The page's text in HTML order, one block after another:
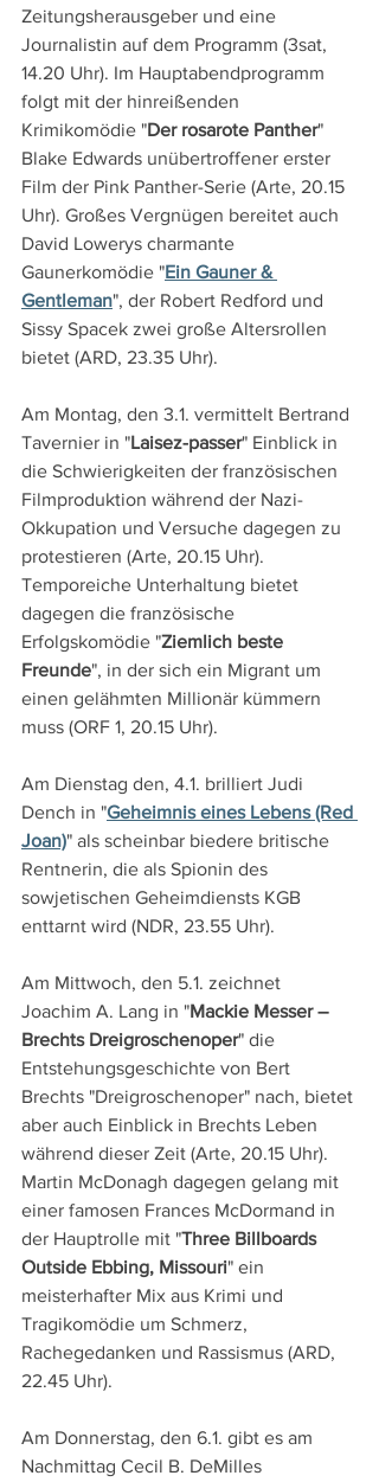
Zeitungsherausgeber und eine
Journalistin auf dem Programm (3sat,
14.20 Uhr). Im Hauptabendprogramm
folgt mit der hinreißenden
Krimikomödie "Der rosarote Panther"
Blake Edwards unübertroffener erster
Film der Pink Panther-Serie (Arte, 20.15
Uhr). Großes Vergnügen bereitet auch
David Lowerys charmante
Gaunerkomödie "Ein Gauner &
Gentleman", der Robert Redford und
Sissy Spacek zwei große Altersrollen
bietet (ARD, 23.35 Uhr).
Am Montag, den 3.1. vermittelt Bertrand
Tavernier in "Laisez-passer" Einblick in
die Schwierigkeiten der französischen
Filmproduktion während der Nazi-
Okkupation und Versuche dagegen zu
protestieren (Arte, 20.15 Uhr).
Temporeiche Unterhaltung bietet
dagegen die französische
Erfolgskomödie "Ziemlich beste
Freunde", in der sich ein Migrant um
einen gelähmten Millionär kümmern
muss (ORF 1, 20.15 Uhr).
Am Dienstag den, 4.1. brilliert Judi
Dench in "Geheimnis eines Lebens (Red
Joan)" als scheinbar biedere britische
Rentnerin, die als Spionin des
sowjetischen Geheimdiensts KGB
enttarnt wird (NDR, 23.55 Uhr).
Am Mittwoch, den 5.1. zeichnet
Joachim A. Lang in "Mackie Messer –
Brechts Dreigroschenoper" die
Entstehungsgeschichte von Bert
Brechts "Dreigroschenoper" nach, bietet
aber auch Einblick in Brechts Leben
während dieser Zeit (Arte, 20.15 Uhr).
Martin McDonagh dagegen gelang mit
einer famosen Frances McDormand in
der Hauptrolle mit "Three Billboards
Outside Ebbing, Missouri" ein
meisterhafter Mix aus Krimi und
Tragikomödie um Schmerz,
Rachegedanken und Rassismus (ARD,
22.45 Uhr).
Am Donnerstag, den 6.1. gibt es am
Nachmittag Cecil B. DeMilles